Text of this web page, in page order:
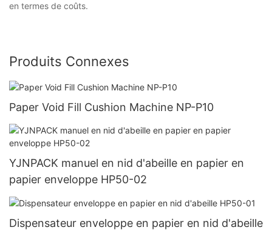
en termes de coûts.
Produits Connexes
Paper Void Fill Cushion Machine NP-P10
YJNPACK manuel en nid d'abeille en papier en
papier enveloppe HP50-02
Dispensateur enveloppe en papier en nid d'abeille